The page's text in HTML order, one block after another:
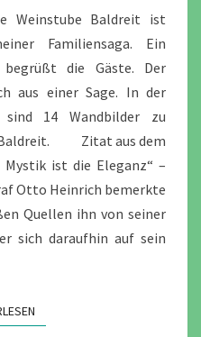
Weinstube Baldreit ist
Familiensaga. Ein
begrüßt die Gäste. Der
aus einer Sage. In der
sind 14 Wandbilder zu
Baldreit. Zitat aus dem
Mystik ist die Eleganz“ –
Otto Heinrich bemerkte
Quellen ihn von seiner
sich daraufhin auf sein
WEITERLESEN